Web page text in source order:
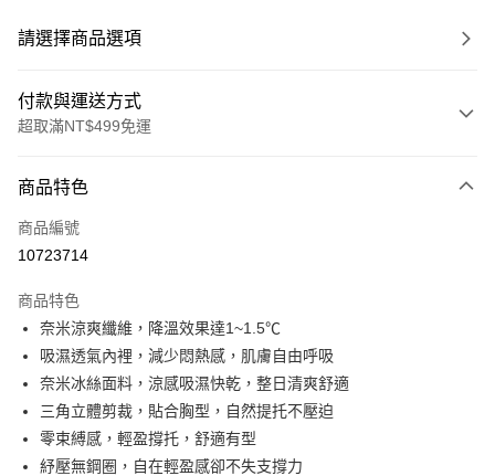
請選擇商品選項
付款與運送方式
超取滿NT$499免運
信用卡一次付款
超商取貨付款
Apple Pay
街口支付
悠遊付
全盈+PAY
商品特色
商品編號
10723714
商品特色
奈米涼爽纖維，降溫效果達1~1.5℃
吸濕透氣內裡，減少悶熱感，肌膚自由呼吸
奈米冰絲面料，涼感吸濕快乾，整日清爽舒適
三角立體剪裁，貼合胸型，自然提托不壓迫
零束縛感，輕盈撐托，舒適有型
紓壓無鋼圈，自在輕盈感卻不失支撐力